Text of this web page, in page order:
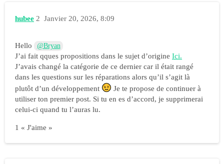
hubee Janvier 20, 2026, 8:09
2
Hello @Bryan
J’ai fait qques propositions dans le sujet d’origine Ici.
J’avais changé la catégorie de ce dernier car il était rangé
dans les questions sur les réparations alors qu’il s’agit là
plutôt d’un développement
Je te propose de continuer à
utiliser ton premier post. Si tu en es d’accord, je supprimerai
celui-ci quand tu l’auras lu.
1 « J'aime »